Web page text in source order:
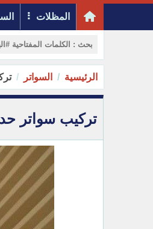
المظلات
الرئيسية السواتر
تركيب سواتر